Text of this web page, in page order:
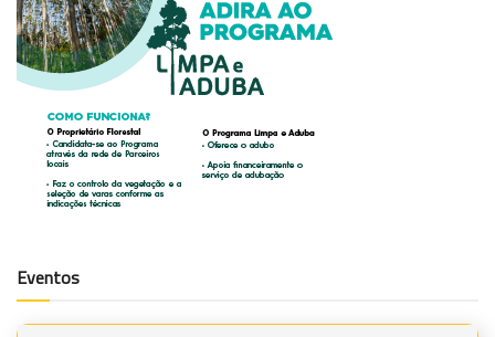
Eventos